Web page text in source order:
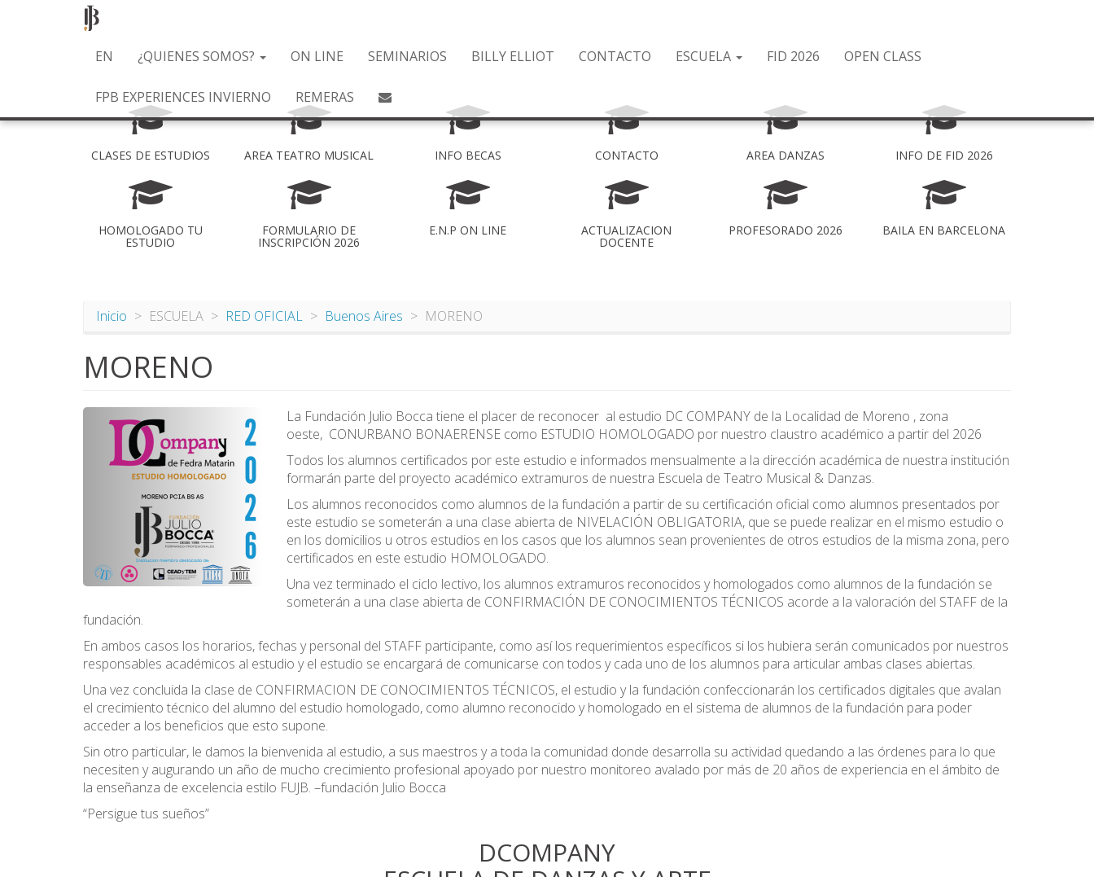
EN ¿QUIENES SOMOS? ON LINE SEMINARIOS BILLY ELLIOT CONTACTO ESCUELA FID 2026 OPEN CLASS
FPB EXPERIENCES INVIERNO REMERAS
CLASES DE ESTUDIOS AREA TEATRO MUSICAL INFO BECAS CONTACTO AREA DANZAS INFO DE FID 2026
HOMOLOGADO TU
ESTUDIO
FORMULARIO DE
INSCRIPCIÓN 2026
E.N.P ON LINE ACTUALIZACION
DOCENTE
PROFESORADO 2026 BAILA EN BARCELONA
Inicio ESCUELA RED OFICIAL Buenos Aires MORENO
MORENO
La Fundación Julio Bocca tiene el placer de reconocer al estudio DC COMPANY de la Localidad de Moreno , zona
oeste, CONURBANO BONAERENSE como ESTUDIO HOMOLOGADO por nuestro claustro académico a partir del 2026
Todos los alumnos certificados por este estudio e informados mensualmente a la dirección académica de nuestra institución
formarán parte del proyecto académico extramuros de nuestra Escuela de Teatro Musical & Danzas.
Los alumnos reconocidos como alumnos de la fundación a partir de su certificación oficial como alumnos presentados por
este estudio se someterán a una clase abierta de NIVELACIÓN OBLIGATORIA, que se puede realizar en el mismo estudio o
en los domicilios u otros estudios en los casos que los alumnos sean provenientes de otros estudios de la misma zona, pero
certificados en este estudio HOMOLOGADO.
Una vez terminado el ciclo lectivo, los alumnos extramuros reconocidos y homologados como alumnos de la fundación se
someterán a una clase abierta de CONFIRMACIÓN DE CONOCIMIENTOS TÉCNICOS acorde a la valoración del STAFF de la
fundación.
En ambos casos los horarios, fechas y personal del STAFF participante, como así los requerimientos específicos si los hubiera serán comunicados por nuestros
responsables académicos al estudio y el estudio se encargará de comunicarse con todos y cada uno de los alumnos para articular ambas clases abiertas.
Una vez concluida la clase de CONFIRMACION DE CONOCIMIENTOS TÉCNICOS, el estudio y la fundación confeccionarán los certificados digitales que avalan
el crecimiento técnico del alumno del estudio homologado, como alumno reconocido y homologado en el sistema de alumnos de la fundación para poder
acceder a los beneficios que esto supone.
Sin otro particular, le damos la bienvenida al estudio, a sus maestros y a toda la comunidad donde desarrolla su actividad quedando a las órdenes para lo que
necesiten y augurando un año de mucho crecimiento profesional apoyado por nuestro monitoreo avalado por más de 20 años de experiencia en el ámbito de
la enseñanza de excelencia estilo FUJB. –fundación Julio Bocca
“Persigue tus sueños”
DCOMPANY